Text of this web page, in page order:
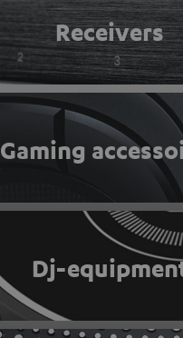
Receivers
Gaming
Dj-